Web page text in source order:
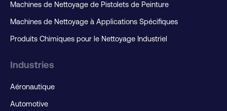
Machines de Nettoyage de Pistolets de Peinture
Machines de Nettoyage à Applications Spécifiques
Produits Chimiques pour le Nettoyage Industriel
Industries
Aéronautique
Automotive